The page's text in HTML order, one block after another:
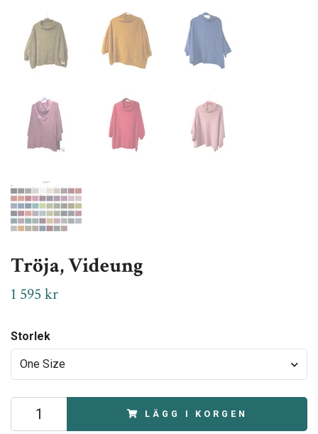
Tröja, Videung
1 595 kr
Storlek
One Size
LÄGG I KORGEN